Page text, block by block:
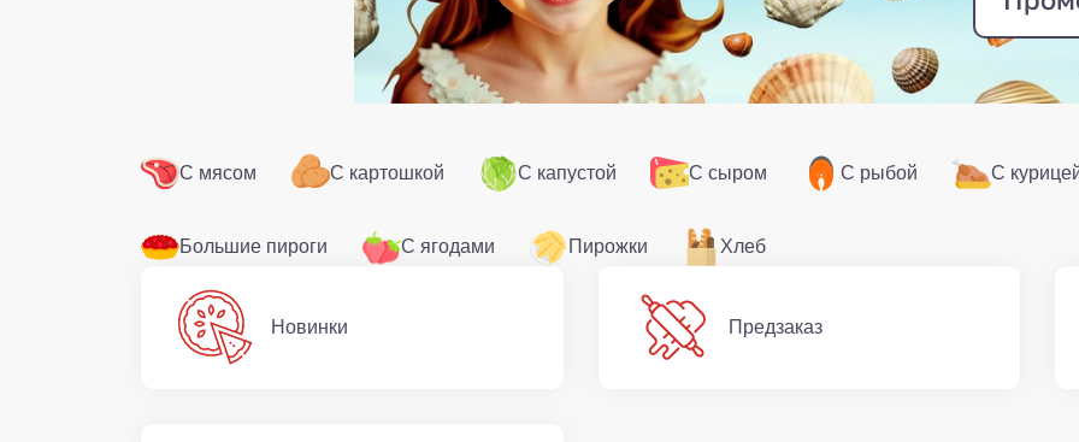
С мясом С картошкой С капустой С сыром С рыбой С
Большие пироги С ягодами Пирожки Хлеб
Новинки Предзаказ